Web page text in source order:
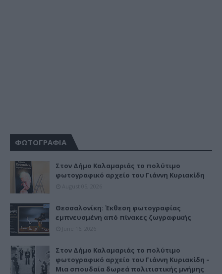
ΦΩΤΟΓΡΑΦΙΑ
Στον Δήμο Καλαμαριάς το πολύτιμο
φωτογραφικό αρχείο του Γιάννη Κυριακίδη
Θεσσαλονίκη: Έκθεση φωτογραφίας
εμπνευσμένη από πίνακες ζωγραφικής
Στον Δήμο Καλαμαριάς το πολύτιμο
φωτογραφικό αρχείο του Γιάννη Κυριακίδη –
Μια σπουδαία δωρεά πολιτιστικής μνήμης